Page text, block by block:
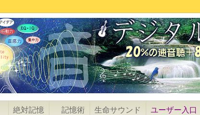
絶対記憶 記憶術 生命サウンド ユーザー入口